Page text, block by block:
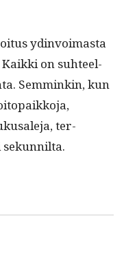
ydin­voimas­ta
on suh­teel­
Sem­minkin, kun
ter­
sekunnilta.